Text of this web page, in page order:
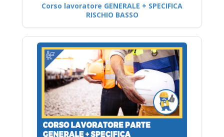
Corso lavoratore GENERALE + SPECIFICA
RISCHIO BASSO